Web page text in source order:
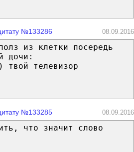
№133286 08.09.2016
из клетки посередь
дочи:
телевизор
№133285 08.09.2016
что значит слово